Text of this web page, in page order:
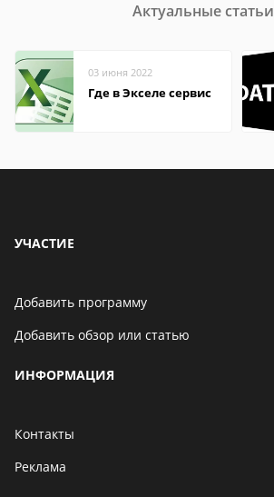
Актуальные статьи
03 июня 2022
Где в Экселе сервис
УЧАСТИЕ
Добавить программу
Добавить обзор или статью
ИНФОРМАЦИЯ
Контакты
Реклама